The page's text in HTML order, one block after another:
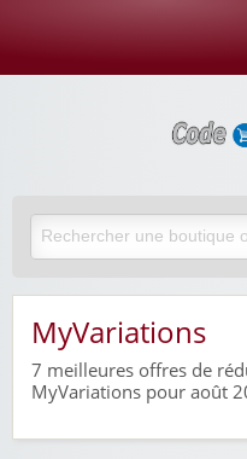
MyVariations
7 meilleures offres de
MyVariations pour août